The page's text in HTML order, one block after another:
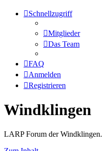
Schnellzugriff
Mitglieder
Das Team
FAQ
Anmelden
Registrieren
Windklingen
LARP Forum der Windklingen.